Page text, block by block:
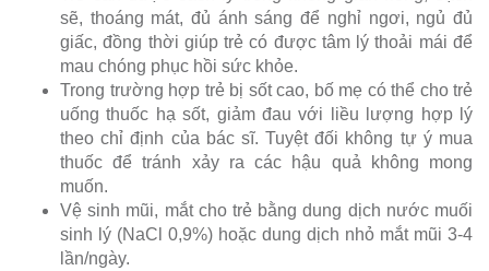
sẽ, thoáng mát, đủ ánh sáng để nghỉ ngơi, ngủ đủ
giấc, đồng thời giúp trẻ có được tâm lý thoải mái để
mau chóng phục hồi sức khỏe.
Trong trường hợp trẻ bị sốt cao, bố mẹ có thể cho trẻ
uống thuốc hạ sốt, giảm đau với liều lượng hợp lý
theo chỉ định của bác sĩ. Tuyệt đối không tự ý mua
thuốc để tránh xảy ra các hậu quả không mong
muốn.
Vệ sinh mũi, mắt cho trẻ bằng dung dịch nước muối
sinh lý (NaCl 0,9%) hoặc dung dịch nhỏ mắt mũi 3-4
lần/ngày.